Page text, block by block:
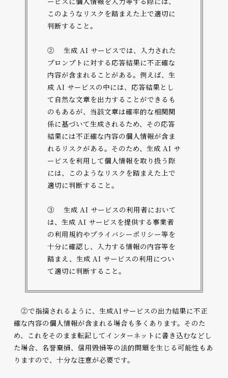
このようなリスクを踏まえた上で適切に
判断すること。
② 生成 AI サービスでは、入力された
プロンプトに対する応答結果に不正確な
内容が含まれることがある。例えば、生
成 AI サービスの中には、応答結果とし
て自然な文章を出力することができるも
のもあるが、当該文章は確率的な相関関
係に基づいて生成されるため、その応答
結果には不正確な内容の個人情報が含ま
れるリスクがある。そのため、生成 AI サ
ービスを利用して個人情報を取り扱う際
には、このようなリスクを踏まえた上で
適切に判断すること。
③ 生成 AI サービスの利用者において
は、生成 AI サービスを提供する事業者
の利用規約やプライバシーポリシー等を
十分に確認し、入力する情報の内容等を
踏まえ、生成 AI サービスの利用につい
て適切に判断すること。
②で指摘されるように、生成AIサービスの出力結果に不正
確な内容の個人情報が含まれる場合も多くあります。そのた
め、これをそのまま転記してインターネットに書き込むなどし
た場合、名誉棄損、信用毀損等の法的問題を生じる可能性もあ
りますので、十分な注意が必要です。